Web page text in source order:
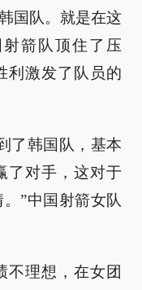
国队。就是在这
箭队顶住了压
利激发了队员的
了韩国队，基本
了对手，这对于
”中国射箭女队
不理想，在女团